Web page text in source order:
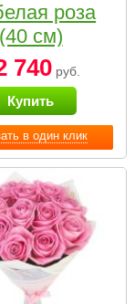
в один клик
роза
(40 см)
740руб.
Купить